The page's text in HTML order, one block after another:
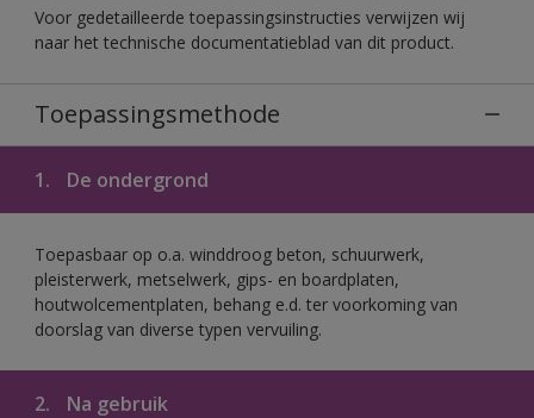
Voor gedetailleerde toepassingsinstructies verwijzen wij
naar het technische documentatieblad van dit product.
Toepassingsmethode
1. De ondergrond
Toepasbaar op o.a. winddroog beton, schuurwerk,
pleisterwerk, metselwerk, gips- en boardplaten,
houtwolcementplaten, behang e.d. ter voorkoming van
doorslag van diverse typen vervuiling.
2. Na gebruik